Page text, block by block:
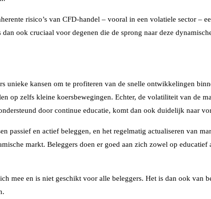
risico’s van CFD-handel – vooral in een volatiele sector –
ook cruciaal voor degenen die de sprong naar deze
unieke kansen om te profiteren van de snelle ontwikkelingen
op zelfs kleine koersbewegingen. Echter, de volatiliteit van de
door continue educatie, komt dan ook duidelijk naar
passief en actief beleggen, en het regelmatig actualiseren van
markt. Beleggers doen er goed aan zich zowel op
mee en is niet geschikt voor alle beleggers. Het is dan ook van